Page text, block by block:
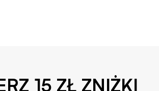
15 ZŁ ZNIŻKI